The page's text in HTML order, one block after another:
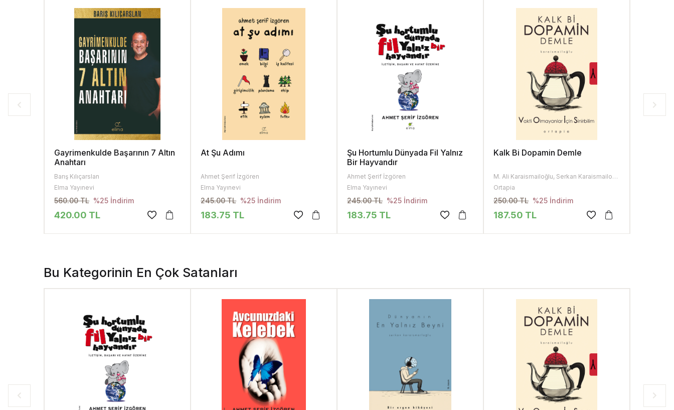
Gayrimenkulde Başarının 7 Altın
Anahtarı
Barış Kılıçarslan
Elma Yayınevi
560.00 TL %25 İndirim
420.00 TL
At Şu Adımı
Ahmet Şerif İzgören
Elma Yayınevi
245.00 TL %25 İndirim
183.75 TL
Şu Hortumlu Dünyada Fil Yalnız
Bir Hayvandır
Ahmet Şerif İzgören
Elma Yayınevi
245.00 TL %25 İndirim
183.75 TL
Kalk Bi Dopamin Demle
M. Ali Karaismailoğlu, Serkan Karaismailoğlu
Ortapia
250.00 TL %25 İndirim
187.50 TL
Bu Kategorinin En Çok Satanları